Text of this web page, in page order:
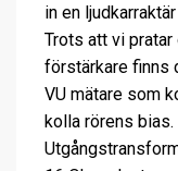
in en
Trots att vi
förstärkare finns
VU mätare som
kolla rörens bias.